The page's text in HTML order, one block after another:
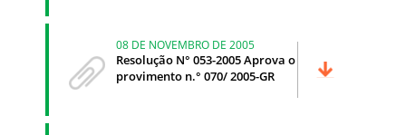
08 DE NOVEMBRO DE 2005
Resolução N° 053-2005 Aprova o
provimento n.° 070/ 2005-GR